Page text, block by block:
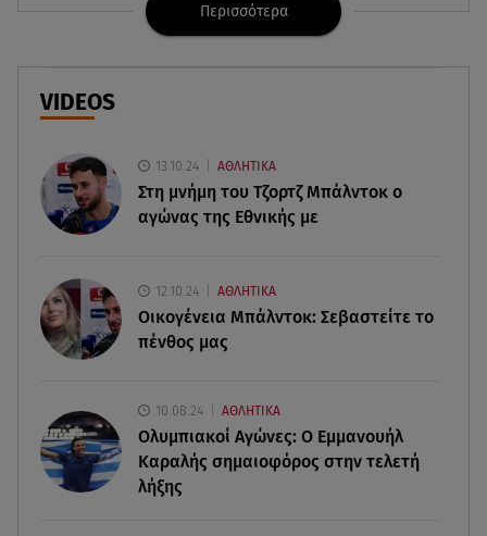
Κρήτη: Η Αστυνομία διαψεύδει την απόπειρα
Πρωταγωνίστρια της Λάμψης: «Στο θέατρο με
σνόμπαραν πάρα πολύ»
στον χριστιανισμό»
08.08.26 , 12:00
08.08.26 , 11:29
Γιάννης Παπαμιχαήλ: Η συγκινητική ανάρτηση για
τον Δημήτρη Παπαμιχαήλ
Περισσότερα
VIDEOS
13.10.24 ΑΘΛΗΤΙΚΑ
Στη μνήμη του Τζορτζ Μπάλντοκ ο
αγώνας της Εθνικής με
12.10.24 ΑΘΛΗΤΙΚΑ
Οικογένεια Μπάλντοκ: Σεβαστείτε το
πένθος μας
10.08.24 ΑΘΛΗΤΙΚΑ
Ολυμπιακοί Αγώνες: Ο Εμμανουήλ
Καραλής σημαιοφόρος στην τελετή
λήξης